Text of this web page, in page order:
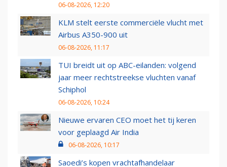
06-08-2026, 12:20
KLM stelt eerste commerciële vlucht met
Airbus A350-900 uit
06-08-2026, 11:17
TUI breidt uit op ABC-eilanden: volgend
jaar meer rechtstreekse vluchten vanaf
Schiphol
06-08-2026, 10:24
Nieuwe ervaren CEO moet het tij keren
voor geplaagd Air India
06-08-2026, 10:17
Saoedi’s kopen vrachtafhandelaar